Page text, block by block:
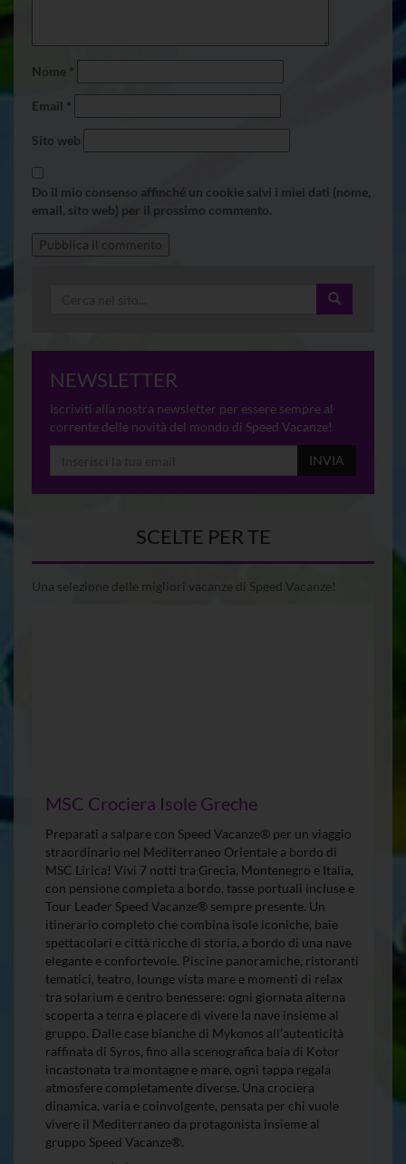
Nome *
Email *
Sito web
Do il mio consenso affinché un cookie salvi i miei dati (nome,
email, sito web) per il prossimo commento.
NEWSLETTER
Iscriviti alla nostra newsletter per essere sempre al
corrente delle novità del mondo di Speed Vacanze!
INVIA
SCELTE PER TE
Una selezione delle migliori vacanze di Speed Vacanze!
MSC Crociera Isole Greche
Preparati a salpare con Speed Vacanze® per un viaggio
straordinario nel Mediterraneo Orientale a bordo di
MSC Lirica! Vivi 7 notti tra Grecia, Montenegro e Italia,
con pensione completa a bordo, tasse portuali incluse e
Tour Leader Speed Vacanze® sempre presente. Un
itinerario completo che combina isole iconiche, baie
spettacolari e città ricche di storia, a bordo di una nave
elegante e confortevole. Piscine panoramiche, ristoranti
tematici, teatro, lounge vista mare e momenti di relax
tra solarium e centro benessere: ogni giornata alterna
scoperta a terra e piacere di vivere la nave insieme al
gruppo. Dalle case bianche di Mykonos all’autenticità
raffinata di Syros, fino alla scenografica baia di Kotor
incastonata tra montagne e mare, ogni tappa regala
atmosfere completamente diverse. Una crociera
dinamica, varia e coinvolgente, pensata per chi vuole
vivere il Mediterraneo da protagonista insieme al
gruppo Speed Vacanze®.